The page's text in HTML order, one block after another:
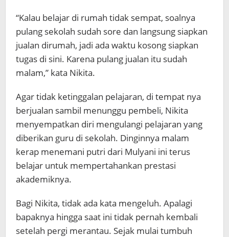
“Kalau belajar di rumah tidak sempat, soalnya
pulang sekolah sudah sore dan langsung siapkan
jualan dirumah, jadi ada waktu kosong siapkan
tugas di sini. Karena pulang jualan itu sudah
malam,” kata Nikita.
Agar tidak ketinggalan pelajaran, di tempat nya
berjualan sambil menunggu pembeli, Nikita
menyempatkan diri mengulangi pelajaran yang
diberikan guru di sekolah. Dinginnya malam
kerap menemani putri dari Mulyani ini terus
belajar untuk mempertahankan prestasi
akademiknya.
Bagi Nikita, tidak ada kata mengeluh. Apalagi
bapaknya hingga saat ini tidak pernah kembali
setelah pergi merantau. Sejak mulai tumbuh